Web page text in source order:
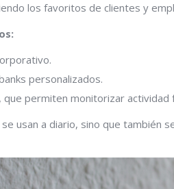
los favoritos de clientes y
personalizados.
permiten monitorizar actividad
usan a diario, sino que también